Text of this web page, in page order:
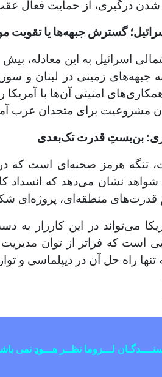
شدن درگیری، از حمایت فعال
گسترش جبهه‌ها یا تقویت
اسرائیل به این معادله،
به جبهه‌های زمینی در لبنان و
امنیتی آن‌ها با
مشروعیت برای متحدان عرب
بن‌بستِ قدرت تک‌بعدی
تنگه هرمز صحنه‌ای است که
شواهد نشان می‌دهد که انسداد
قدرت‌های منطقه‌ای، پروژه‌ای
می‌تواند در این کارزار به
است که فراتر از توان
راه حل آن در دیپلماسی و
افغانستان به یک حزب جدید نیاز دارد؟/
لـــزوما نظــر هـــوډ نمی